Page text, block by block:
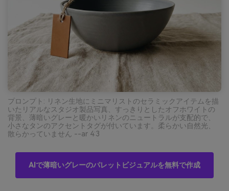
プロンプト: リネン生地にミニマリストのセラミックアイテムを描
いたリアルなスタジオ製品写真、すっきりとしたオフホワイトの
背景、薄暗いグレーと暖かいリネンのニュートラルが支配的で、
小さなタンのアクセントタグが付いています。柔らかい自然光、
散らかっていません --ar 4:3
AIで薄暗いグレーのパレットビジュアルを無料で作成